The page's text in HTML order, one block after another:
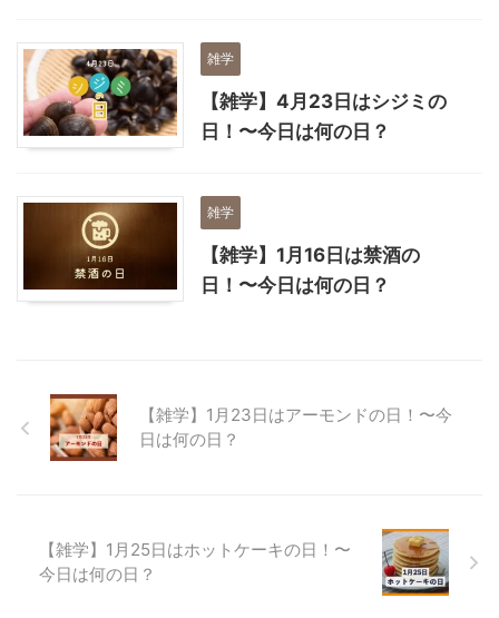
雑学
【雑学】4月23日はシジミの
日！〜今日は何の日？
雑学
【雑学】1月16日は禁酒の
日！〜今日は何の日？
【雑学】1月23日はアーモンドの日！〜今
日は何の日？
【雑学】1月25日はホットケーキの日！〜
今日は何の日？